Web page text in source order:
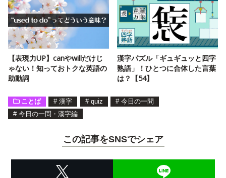
【表現力UP】canやwillだけじ
ゃない！知っておトクな英語の
助動詞
漢字パズル「ギュギュッと四字
熟語」！ひとつに合体した言葉
は？【54】
ことば # 漢字 # quiz # 今日の一問
# 今日の一問・漢字編
この記事をSNSでシェア